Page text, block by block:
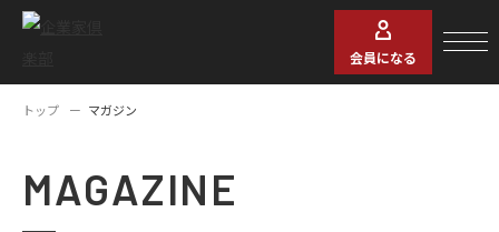
会員になる
トップ マガジン
MAGAZINE